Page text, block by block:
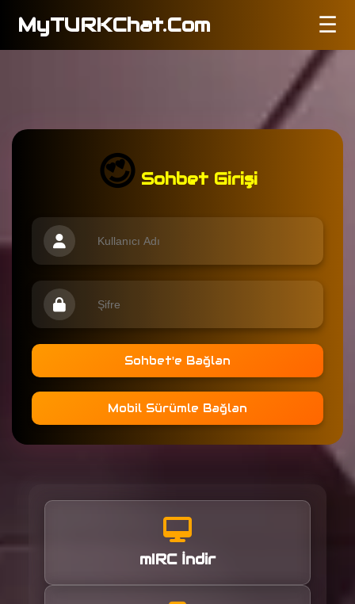
MyTURKChat.Com ☰
😍Sohbet Girişi
Sohbet'e Bağlan
Mobil Sürümle Bağlan
mIRC İndir